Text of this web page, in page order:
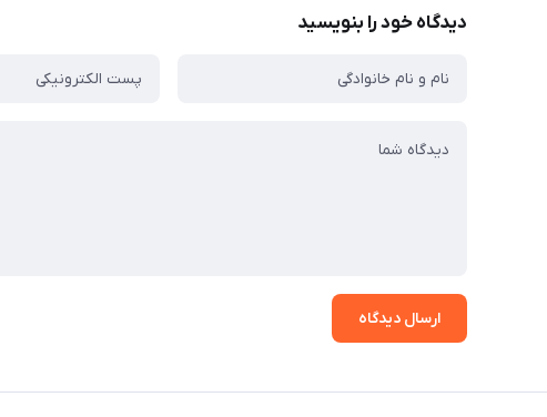
دیدگاه خود را بنویسید
ارسال دیدگاه